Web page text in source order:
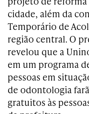
cidade, além da
Temporário de
região central. O
revelou que a
em um programa
pessoas em
de odontologia
gratuitos às